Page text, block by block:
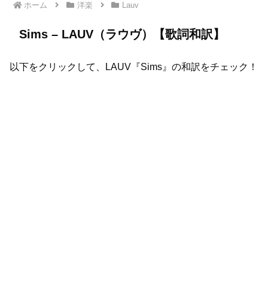
ホーム 洋楽 Lauv
Sims – LAUV（ラウヴ）【歌詞和訳】
以下をクリックして、LAUV『Sims』の和訳をチェック！